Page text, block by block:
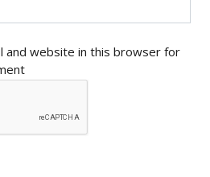
and website in this browser for